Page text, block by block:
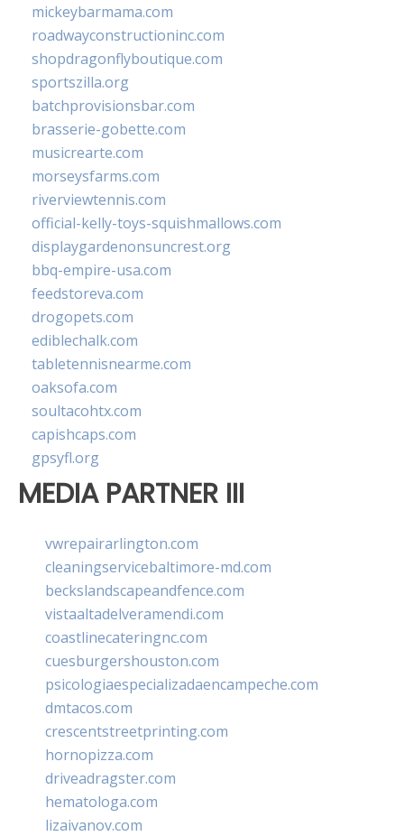
mickeybarmama.com
roadwayconstructioninc.com
shopdragonflyboutique.com
sportszilla.org
batchprovisionsbar.com
brasserie-gobette.com
musicrearte.com
morseysfarms.com
riverviewtennis.com
official-kelly-toys-squishmallows.com
displaygardenonsuncrest.org
bbq-empire-usa.com
feedstoreva.com
drogopets.com
ediblechalk.com
tabletennisnearme.com
oaksofa.com
soultacohtx.com
capishcaps.com
gpsyfl.org
MEDIA PARTNER III
vwrepairarlington.com
cleaningservicebaltimore-md.com
beckslandscapeandfence.com
vistaaltadelveramendi.com
coastlinecateringnc.com
cuesburgershouston.com
psicologiaespecializadaencampeche.com
dmtacos.com
crescentstreetprinting.com
hornopizza.com
driveadragster.com
hematologa.com
lizaivanov.com